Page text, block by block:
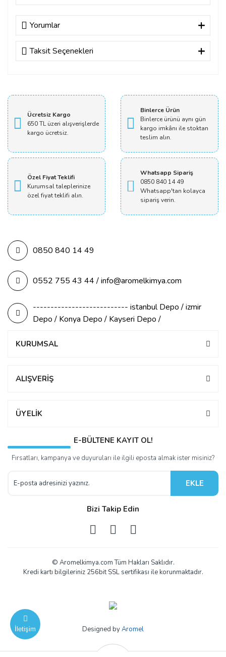
Yorumlar
Bu ürüne ilk yorumu siz yapın!
Taksit Seçenekleri
İletişim
Ücretsiz Kargo
650 TL üzeri alışverişlerde
kargo ücretsiz.
Binlerce Ürün
Binlerce ürünü aynı gün
kargo imkânı ile stoktan
teslim alın.
Özel Fiyat Teklifi
Kurumsal taleplerinize
özel fiyat teklifi alın.
Whatsapp Sipariş
0850 840 14 49
Whatsapp'tan kolayca
sipariş verin.
0850 840 14 49
0552 755 43 44 / info@aromelkimya.com
--------------------------- istanbul Depo / izmir
Depo / Konya Depo / Kayseri Depo /
KURUMSAL
ALIŞVERİŞ
ÜYELİK
E-BÜLTENE KAYIT OL!
Fırsatları, kampanya ve duyuruları ile ilgili eposta almak ister misiniz?
EKLE
Bizi Takip Edin
© Aromelkimya.com Tüm Hakları Saklıdır.
Kredi kartı bilgileriniz 256bit SSL sertifikası ile korunmaktadır.
Designed byAromel